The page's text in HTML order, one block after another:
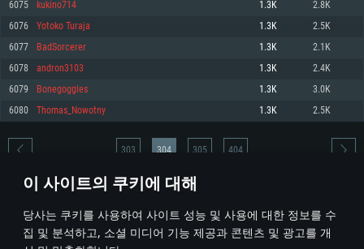
이 사이트의 쿠키에 대해
당사는 쿠키를 사용하여 사이트 성능 및 사용에 대한 정보를 수
집 및 분석하고, 소셜 미디어 기능 제공과 콘텐츠 및 광고를 개
권장 사양
570 혹은 그 이상
여유 저장 공간: 62.2 GB (전체 클라이언트)
권장 사양
네트워크: 브로드밴드 인터넷
여유 저장 공간: 62.2 GB (전체 클라이언트)
권장 사양
운영체제: Ubuntu 20.04 64bit
프로세서: Intel Core i7
메모리: 16 GB
그래픽 카드: Vulkan 을 지원하고, 최신 그래픽 드라이버를 지원하는 NVIDIA
1060 (6개월 미만) 혹은 그와 동급의 성능을 가지며 최신 그래픽 드라이버를
지원하는 AMD RX 570 (6개월 미만; 최소사양 지원 해상도 720p) 이상
여유 저장 공간: 62.2 GB (전체 클라이언트)
6075 kukino714 1.3K 2.8K
6076 Yotoko Turaja 1.3K 2.5K
6077 BadSorcerer 1.3K 2.1K
6078 andron3103 1.3K 2.4K
6079 Bonegoggles 1.3K 3.0K
6080 Thomas_Nowotny 1.3K 2.5K
* 순위표는 매일 1회 갱신됩니다
303 304 305 404